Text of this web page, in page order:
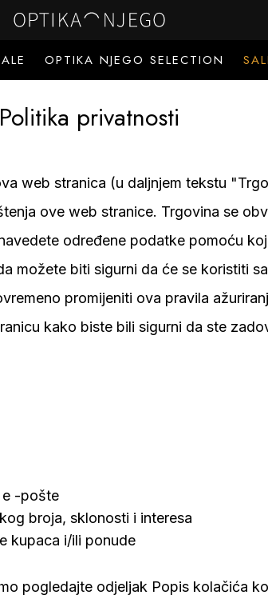
OPTIKA NJEGO SELECTION
Politika privatnosti
web stranica (u daljnjem tekstu
ove web stranice. Trgovina se
određene podatke pomoću
možete biti sigurni da će se koristiti
promijeniti ova pravila
kako biste bili sigurni da ste
e -pošte
broja, sklonosti i interesa
kupaca i/ili ponude
pogledajte odjeljak Popis kolačića